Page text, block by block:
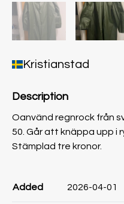
Kristianstad
Description
Oanvänd regnrock från
50. Går att knäppa upp i
Stämplad tre kronor.
Added 2026-04-01